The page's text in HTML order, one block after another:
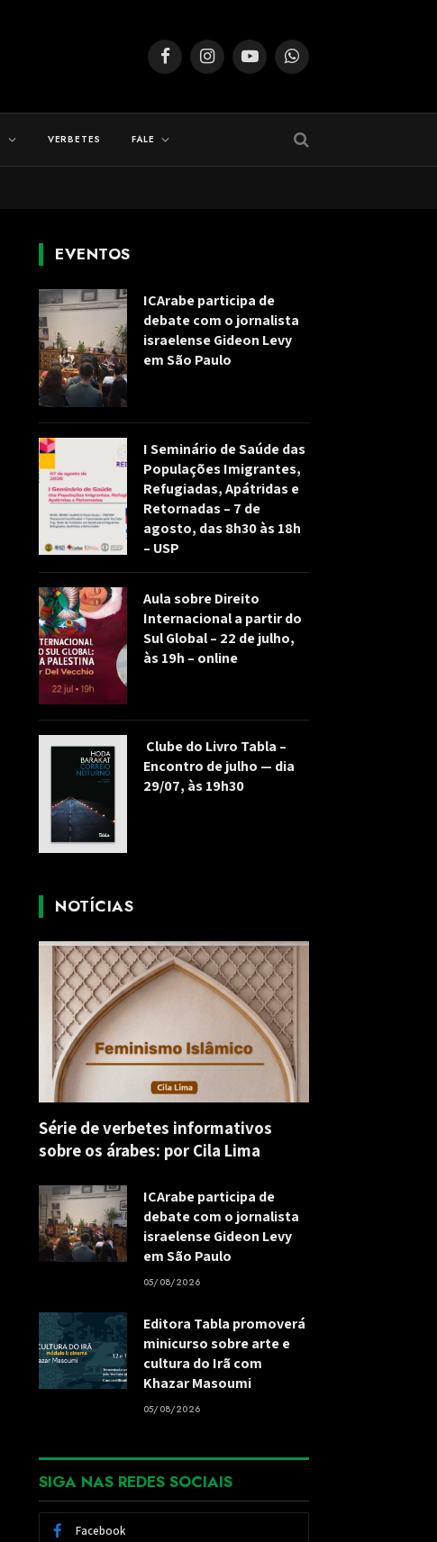
FacebookInstagramYouTubeWhatsApp
VERBETES FALE
EVENTOS
ICArabe participa de
debate com o jornalista
israelense Gideon Levy
em São Paulo
I Seminário de Saúde das
Populações Imigrantes,
Refugiadas, Apátridas e
Retornadas – 7 de
agosto, das 8h30 às 18h
– USP
Aula sobre Direito
Internacional a partir do
Sul Global – 22 de julho,
às 19h – online
Clube do Livro Tabla –
Encontro de julho — dia
29/07, às 19h30
NOTÍCIAS
Série de verbetes informativos
sobre os árabes: por Cila Lima
ICArabe participa de
debate com o jornalista
israelense Gideon Levy
em São Paulo
05/08/2026
Editora Tabla promoverá
minicurso sobre arte e
cultura do Irã com
Khazar Masoumi
05/08/2026
SIGA NAS REDES SOCIAIS
Facebook